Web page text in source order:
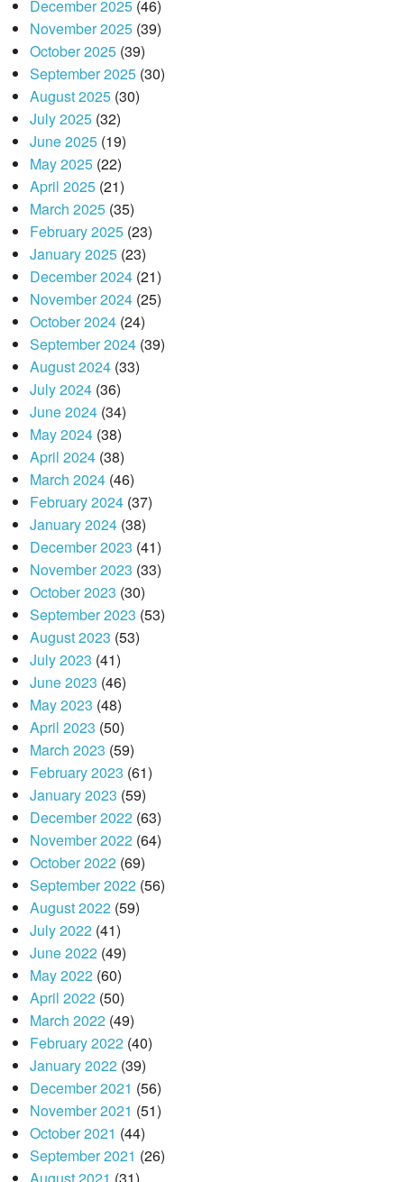
December 2025(46)
November 2025(39)
October 2025(39)
September 2025(30)
August 2025(30)
July 2025(32)
June 2025(19)
May 2025(22)
April 2025(21)
March 2025(35)
February 2025(23)
January 2025(23)
December 2024(21)
November 2024(25)
October 2024(24)
September 2024(39)
August 2024(33)
July 2024(36)
June 2024(34)
May 2024(38)
April 2024(38)
March 2024(46)
February 2024(37)
January 2024(38)
December 2023 (41)
November 2023 (33)
October 2023 (30)
September 2023 (53)
August 2023 (53)
July 2023 (41)
June 2023 (46)
May 2023 (48)
April 2023 (50)
March 2023 (59)
February 2023 (61)
January 2023 (59)
December 2022(63)
November 2022(64)
October 2022(69)
September 2022(56)
August 2022(59)
July 2022(41)
June 2022(49)
May 2022(60)
April 2022(50)
March 2022(49)
February 2022(40)
January 2022(39)
December 2021 (56)
November 2021 (51)
October 2021 (44)
September 2021 (26)
August 2021 (31)